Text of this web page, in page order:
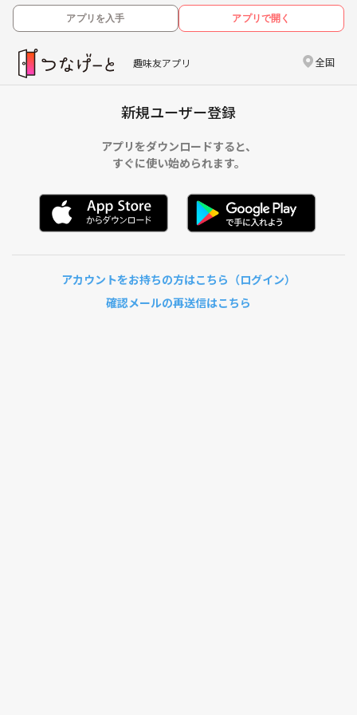
アプリを入手 アプリで開く
趣味友アプリ 全国
新規ユーザー登録
アプリをダウンロードすると、
すぐに使い始められます。
アカウントをお持ちの方はこちら（ログイン）
確認メールの再送信はこちら